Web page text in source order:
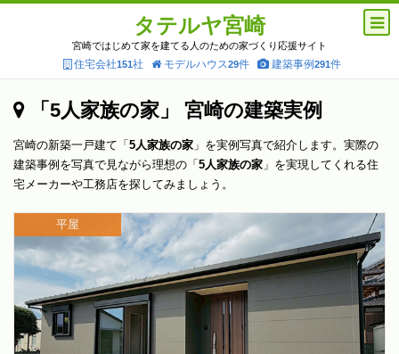
タテルヤ宮崎
宮崎ではじめて家を建てる人のための家づくり応援サイト
住宅会社151社 モデルハウス29件 建築事例291件
「5人家族の家」 宮崎の建築実例
宮崎の新築一戸建て「 5人家族の家 」を実例写真で紹介します。実際の
建築事例を写真で見ながら理想の「 5人家族の家 」を実現してくれる住
宅メーカーや工務店を探してみましょう。
平屋